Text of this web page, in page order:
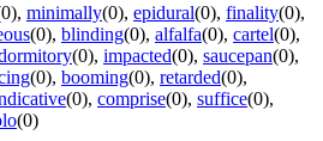
, minimally(0), epidural(0), finality(0),
(0), blinding(0), alfalfa(0), cartel(0),
(0), impacted(0), saucepan(0),
(0), booming(0), retarded(0),
(0), comprise(0), suffice(0),
(0)